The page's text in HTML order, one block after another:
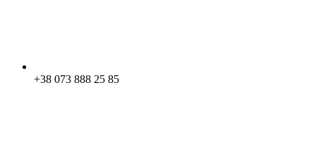
+38 073 888 25 85